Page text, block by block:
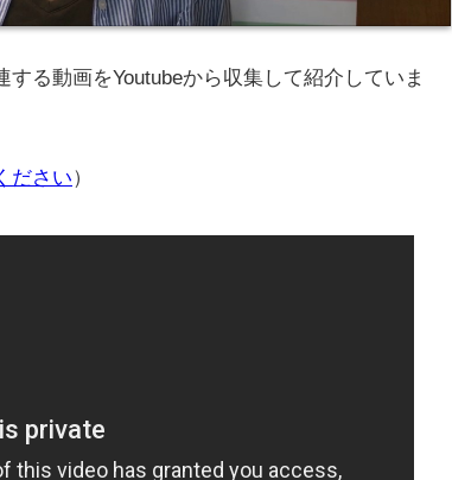
る動画をYoutubeから収集して紹介していま
ださい）